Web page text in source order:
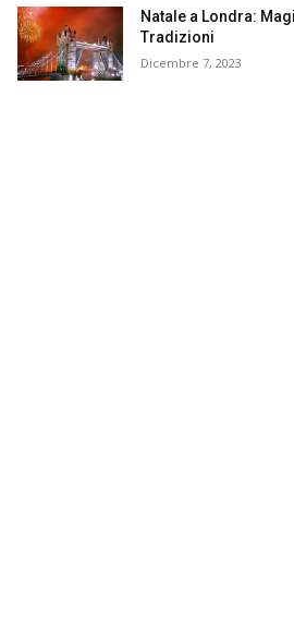
Natale a Londra:
Tradizioni
Dicembre 7, 2023